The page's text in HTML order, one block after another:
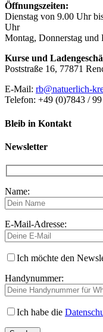
Öffnungszeiten:
Dienstag von 9.00 Uhr
Uhr
Montag, Donnerstag und
Kurse und
Poststraße 16, 77871
E-Mail: rb@natuerlich-
Telefon: +49 (0)7843 /
Bleib in Kontakt
Newsletter
Name:
E-Mail-Adresse:
Ich möchte den
Handynummer:
Ich habe die